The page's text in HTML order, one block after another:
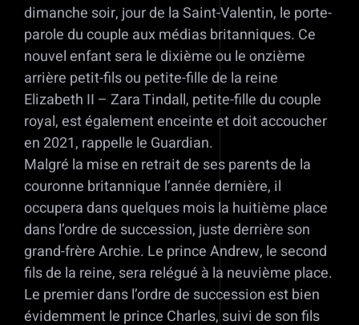
dimanche soir, jour de la Saint-Valentin, le porte-
parole du couple aux médias britanniques. Ce
nouvel enfant sera le dixième ou le onzième
arrière petit-fils ou petite-fille de la reine
Elizabeth II – Zara Tindall, petite-fille du couple
royal, est également enceinte et doit accoucher
en 2021, rappelle le Guardian.
Malgré la mise en retrait de ses parents de la
couronne britannique l’année dernière, il
occupera dans quelques mois la huitième place
dans l’ordre de succession, juste derrière son
grand-frère Archie. Le prince Andrew, le second
fils de la reine, sera relégué à la neuvième place.
Le premier dans l’ordre de succession est bien
évidemment le prince Charles, suivi de son fils